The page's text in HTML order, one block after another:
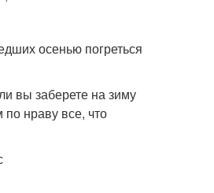
осенью погреться
вы заберете на зиму
нраву все, что